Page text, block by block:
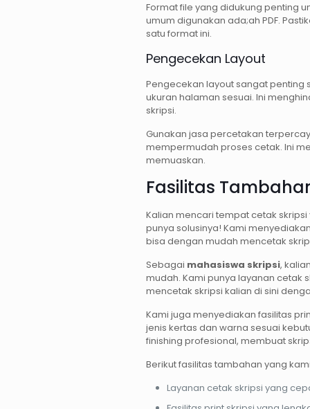
Format file yang didukung penting
umum digunakan ada;ah PDF.
satu format ini.
Pengecekan Layout
Pengecekan layout sangat penting
ukuran halaman sesuai. Ini
skripsi.
Gunakan jasa percetakan
mempermudah proses cetak. Ini
memuaskan.
Fasilitas
Kalian mencari tempat cetak
punya solusinya! Kami
bisa dengan mudah mencetak
Sebagai mahasiswa skripsi,
mudah. Kami punya layanan cetak
mencetak skripsi kalian di sini
Kami juga menyediakan fasilitas
jenis kertas dan warna sesuai
finishing profesional, membuat
Berikut fasilitas tambahan yang
Layanan cetak skripsi yang